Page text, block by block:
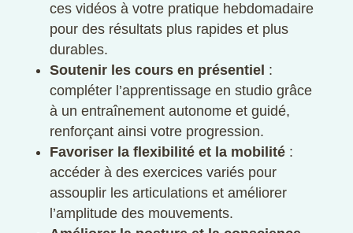
ces vidéos à votre pratique hebdomadaire
pour des résultats plus rapides et plus
durables.
Soutenir les cours en présentiel :
compléter l’apprentissage en studio grâce
à un entraînement autonome et guidé,
renforçant ainsi votre progression.
Favoriser la flexibilité et la mobilité:
accéder à des exercices variés pour
assouplir les articulations et améliorer
l’amplitude des mouvements.